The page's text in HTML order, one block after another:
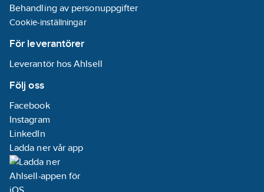
Behandling av personuppgifter
Cookie-inställningar
För leverantörer
Leverantör hos Ahlsell
Följ oss
Facebook
Instagram
LinkedIn
Ladda ner vår app